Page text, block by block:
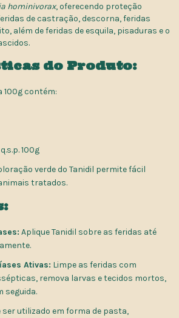
hominivorax, oferecendo proteção
de castração, descorna, feridas
além de feridas de esquila, pisaduras e o
do Produto:
100g contém:
100g
verde do Tanidil permite fácil
tratados.
Aplique Tanidil sobre as feridas até
Ativas: Limpe as feridas com
remova larvas e tecidos mortos,
seguida.
ser utilizado em forma de pasta,